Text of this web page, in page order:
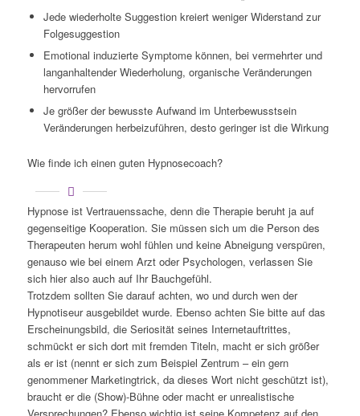
Jede wiederholte Suggestion kreiert weniger Widerstand zur
Folgesuggestion
Emotional induzierte Symptome können, bei vermehrter und
langanhaltender Wiederholung, organische Veränderungen
hervorrufen
Je größer der bewusste Aufwand im Unterbewusstsein
Veränderungen herbeizuführen, desto geringer ist die Wirkung
Wie finde ich einen guten Hypnosecoach?
Hypnose ist Vertrauenssache, denn die Therapie beruht ja auf
gegenseitige Kooperation. Sie müssen sich um die Person des
Therapeuten herum wohl fühlen und keine Abneigung verspüren,
genauso wie bei einem Arzt oder Psychologen, verlassen Sie
sich hier also auch auf Ihr Bauchgefühl.
Trotzdem sollten Sie darauf achten, wo und durch wen der
Hypnotiseur ausgebildet wurde. Ebenso achten Sie bitte auf das
Erscheinungsbild, die Seriosität seines Internetauftrittes,
schmückt er sich dort mit fremden Titeln, macht er sich größer
als er ist (nennt er sich zum Beispiel Zentrum – ein gern
genommener Marketingtrick, da dieses Wort nicht geschützt ist),
braucht er die (Show)-Bühne oder macht er unrealistische